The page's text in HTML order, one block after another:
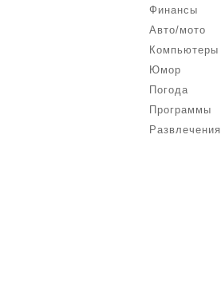
Финансы
Авто/мото
Компьютеры
Юмор
Погода
Программы
Развлечения